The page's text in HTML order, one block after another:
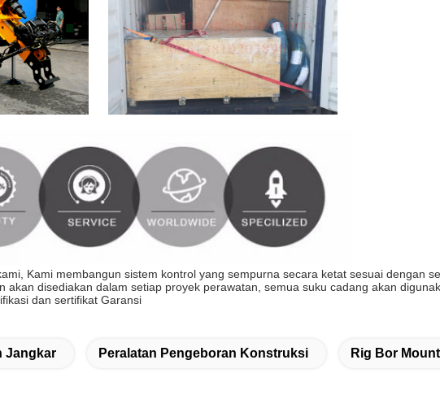
Kami membangun sistem kontrol yang sempurna secara ketat sesuai dengan
akan disediakan dalam setiap proyek perawatan, semua suku cadang akan
dan sertifikat Garansi
Jangkar Peralatan Pengeboran Konstruksi Rig Bor